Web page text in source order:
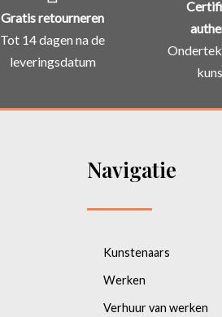
Gratis retourneren
Tot 14 dagen na de
leveringsdatum
Navigatie
Kunstenaars
Werken
Verhuur van werken